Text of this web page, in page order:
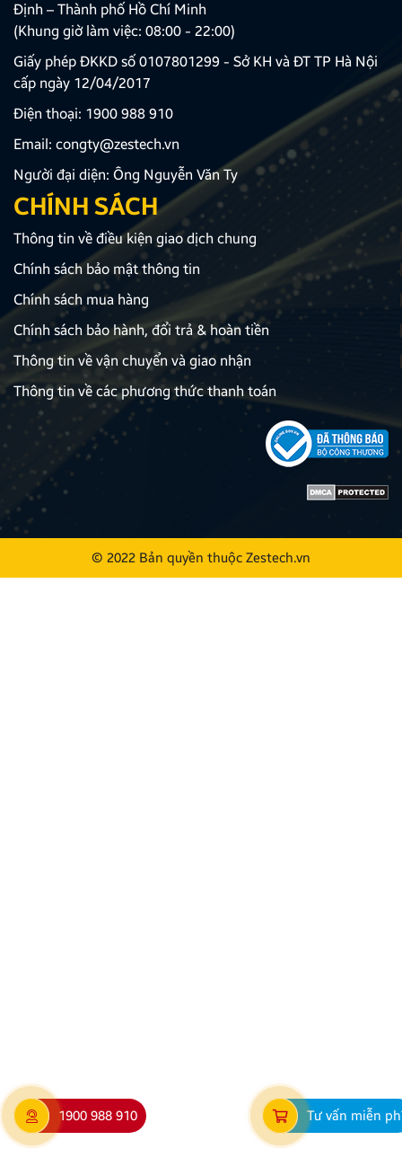
Định – Thành phố Hồ Chí Minh
(Khung giờ làm việc: 08:00 - 22:00)
Giấy phép ĐKKD số 0107801299 - Sở KH và ĐT TP Hà Nội
cấp ngày 12/04/2017
Điện thoại: 1900 988 910
Email: congty@zestech.vn
Người đại diện: Ông Nguyễn Văn Ty
CHÍNH SÁCH
Thông tin về điều kiện giao dịch chung
Chính sách bảo mật thông tin
Chính sách mua hàng
Chính sách bảo hành, đổi trả & hoàn tiền
Thông tin về vận chuyển và giao nhận
Thông tin về các phương thức thanh toán
© 2022 Bản quyền thuộc Zestech.vn
1900 988 910 Tư vấn miễn